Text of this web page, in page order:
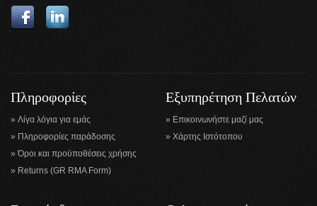
Πληροφορίες
Λίγα λόγια για εμάς
Πληροφορίες παράδοσης
Όροι και προϋποθέσεις χρήσης
Returns (GR RMA Form)
Εξυπηρέτηση Πελατών
Επικοινωνήστε μαζί μας
Χάρτης Ιστότοπου